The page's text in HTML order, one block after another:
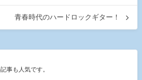
青春時代のハードロックギター！
事も人気です。